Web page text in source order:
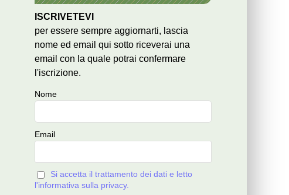
ISCRIVETEVI
per essere sempre aggiornarti, lascia
nome ed email qui sotto riceverai una
email con la quale potrai confermare
l'iscrizione.
Nome
Email
Si accetta il trattamento dei dati e letto
l'informativa sulla privacy.